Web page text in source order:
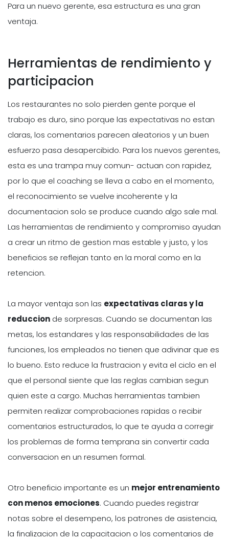
Para un nuevo gerente, esa estructura es una gran
ventaja.
Herramientas de rendimiento y
participacion
Los restaurantes no solo pierden gente porque el
trabajo es duro, sino porque las expectativas no estan
claras, los comentarios parecen aleatorios y un buen
esfuerzo pasa desapercibido. Para los nuevos gerentes,
esta es una trampa muy comun- actuan con rapidez,
por lo que el coaching se lleva a cabo en el momento,
el reconocimiento se vuelve incoherente y la
documentacion solo se produce cuando algo sale mal.
Las herramientas de rendimiento y compromiso ayudan
a crear un ritmo de gestion mas estable y justo, y los
beneficios se reflejan tanto en la moral como en la
retencion.
La mayor ventaja son las expectativas claras y la
reduccion de sorpresas. Cuando se documentan las
metas, los estandares y las responsabilidades de las
funciones, los empleados no tienen que adivinar que es
lo bueno. Esto reduce la frustracion y evita el ciclo en el
que el personal siente que las reglas cambian segun
quien este a cargo. Muchas herramientas tambien
permiten realizar comprobaciones rapidas o recibir
comentarios estructurados, lo que te ayuda a corregir
los problemas de forma temprana sin convertir cada
conversacion en un resumen formal.
Otro beneficio importante es un mejor entrenamiento
con menos emociones. Cuando puedes registrar
notas sobre el desempeno, los patrones de asistencia,
la finalizacion de la capacitacion o los comentarios de